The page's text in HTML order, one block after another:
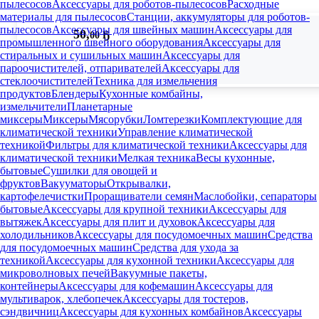
пылесосовАксессуары для роботов-пылесосовРасходные
материалы для пылесосовСтанции, аккумуляторы для роботов-
пылесосовАксессуары для швейных машинАксессуары для
промышленного швейного оборудованияАксессуары для
стиральных и сушильных машинАксессуары для
пароочистителей, отпаривателейАксессуары для
стеклоочистителейТехника для измельчения
продуктовБлендерыКухонные комбайны,
измельчителиПланетарные
миксерыМиксерыМясорубкиЛомтерезкиКомплектующие для
климатической техникиУправление климатической
техникойФильтры для климатической техникиАксессуары для
климатической техникиМелкая техникаВесы кухонные,
бытовыеСушилки для овощей и
фруктовВакууматорыОткрывалки,
картофелечисткиПроращиватели семянМаслобойки, сепараторы
бытовыеАксессуары для крупной техникиАксессуары для
вытяжекАксессуары для плит и духовокАксессуары для
холодильниковАксессуары для посудомоечных машинСредства
для посудомоечных машинСредства для ухода за
техникойАксессуары для кухонной техникиАксессуары для
микроволновых печейВакуумные пакеты,
контейнерыАксессуары для кофемашинАксессуары для
мультиварок, хлебопечекАксессуары для тостеров,
сэндвичницАксессуары для кухонных комбайновАксессуары
50,00 Ҕ